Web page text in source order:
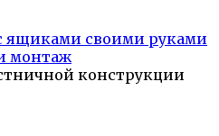
ящиками своими руками
монтаж
конструкции